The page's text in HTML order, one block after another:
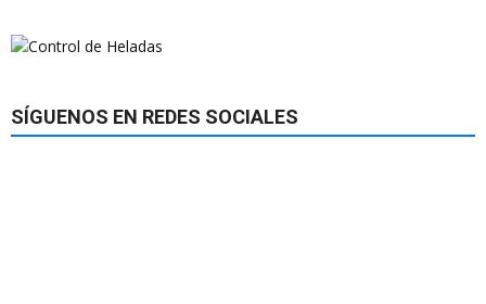
SÍGUENOS EN REDES SOCIALES